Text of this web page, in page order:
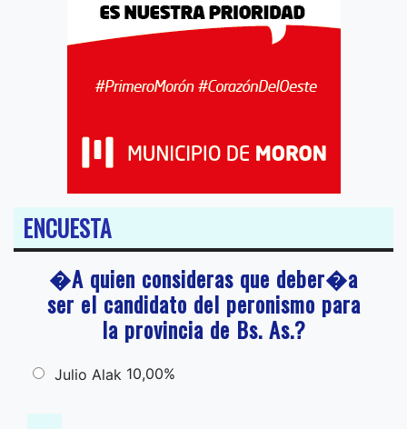
ENCUESTA
�A quien consideras que deber�a
ser el candidato del peronismo para
la provincia de Bs. As.?
Julio Alak 10,00%